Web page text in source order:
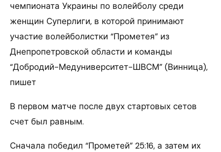
чемпионата Украины по волейболу среди
женщин Суперлиги, в которой принимают
участие волейболистки “Прометея” из
Днепропетровской области и команды
“Добродий-Медуниверситет-ШВСМ” (Винница),
пишет
В первом матче после двух стартовых сетов
счет был равным.
Сначала победил “Прометей” 25:16, а затем их